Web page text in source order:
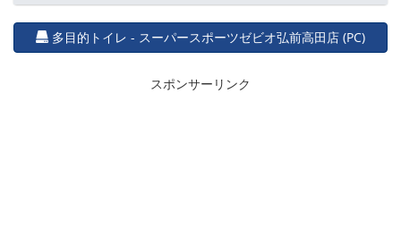
多目的トイレ - スーパースポーツゼビオ弘前高田店 (PC)
スポンサーリンク